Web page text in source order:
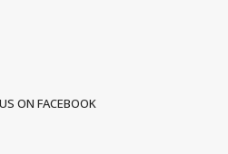
ON FACEBOOK